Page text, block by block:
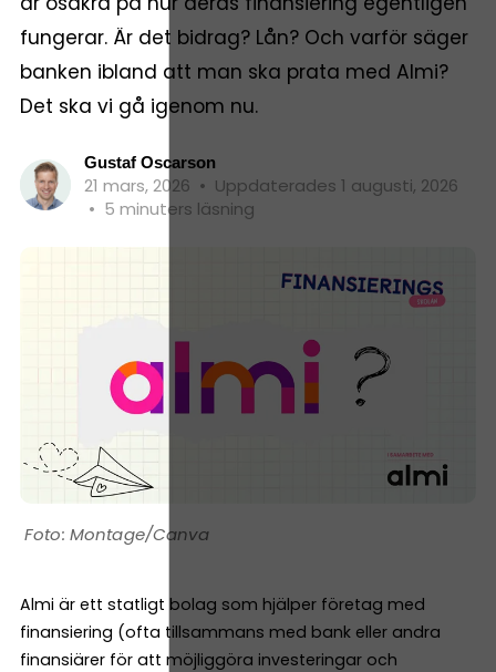
fungerar. Är det bidrag? Lån? Och varför säger
banken ibland att man ska prata med Almi?
Det ska vi gå igenom nu.
Gustaf Oscarson
21 mars, 2026 • Uppdaterades 1 augusti, 2026
• 5 minuters läsning
Montage/Canva
Almi är ett statligt bolag som hjälper företag med
finansiering (ofta tillsammans med bank eller andra
finansiärer för att möjliggöra investeringar och